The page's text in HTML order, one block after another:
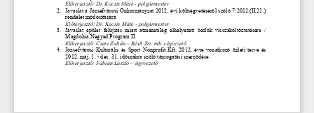
Előterjesztő: Dr. Kocsis Máté - polgármester
2.
Javaslat a Józsefvárosi Önkormányzat 2012. évi költségvetéséről szóló 7/2012.(II.21.)
rendelet módosítására
Előterjesztő: Dr. Kocsis Máté - polgármester
3.
Javaslat épület felújítás miatt átmenetileg elhelyezett bérlők visszaköltöztetésére /
Magdolna Negyed Program II.
Előterjesztő: Csete Zoltán – Rév8 Zrt. mb. cégvezető
4.
Józsefvárosi Kulturális és Sport Nonprofit Kft. 2012. évre vonatkozó üzleti terve és
2012. máj. 1. - dec. 31. időszakra szóló támogatási szerződése
Előterjesztő: Fábián László – ügyvezető